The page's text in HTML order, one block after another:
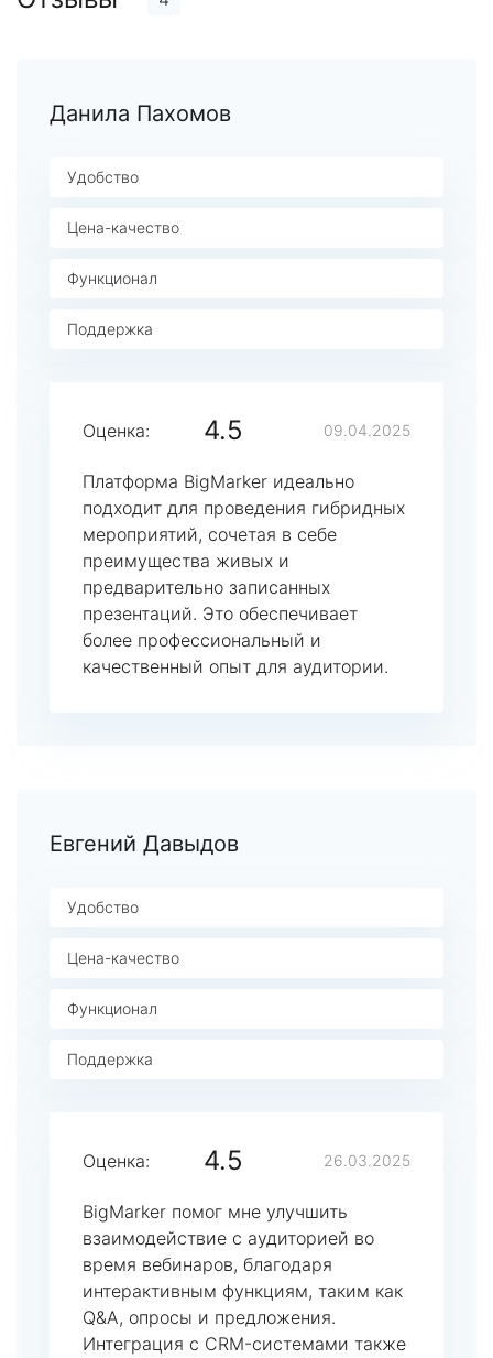
Данила Пахомов
Удобство
Цена-качество
Функционал
Поддержка
Оценка: 4.5 09.04.2025
Платформа BigMarker идеально
подходит для проведения гибридных
мероприятий, сочетая в себе
преимущества живых и
предварительно записанных
презентаций. Это обеспечивает
более профессиональный и
качественный опыт для аудитории.
Евгений Давыдов
Удобство
Цена-качество
Функционал
Поддержка
Оценка: 4.5 26.03.2025
BigMarker помог мне улучшить
взаимодействие с аудиторией во
время вебинаров, благодаря
интерактивным функциям, таким как
Q&A, опросы и предложения.
Интеграция с CRM-системами также